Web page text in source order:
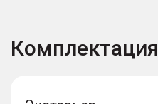
Комплектация